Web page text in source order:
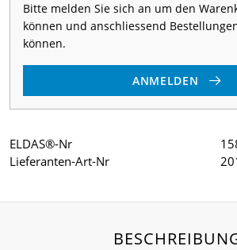
Bitte melden Sie sich an um den
können und anschliessend
können.
ANMELDEN
ELDAS®-Nr
Lieferanten-Art-Nr